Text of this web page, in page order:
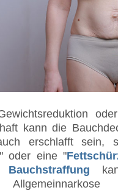
kann die
erschlafft sein,
oder eine "
Bauchstraffung
Allgemeinnarkose